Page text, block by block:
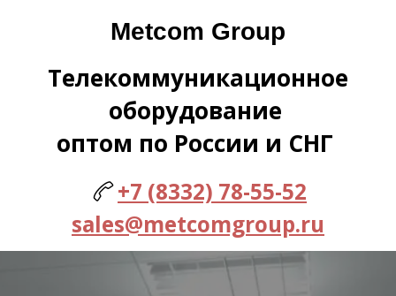
Metcom Group
Телекоммуникационное
оборудование
оптом по России и СНГ
+7 (8332) 78-55-52
sales@metcomgroup.ru